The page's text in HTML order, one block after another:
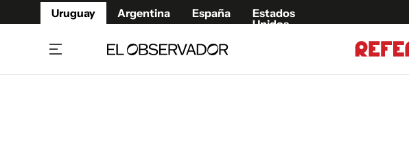
Uruguay Argentina España
Estados
Unidos